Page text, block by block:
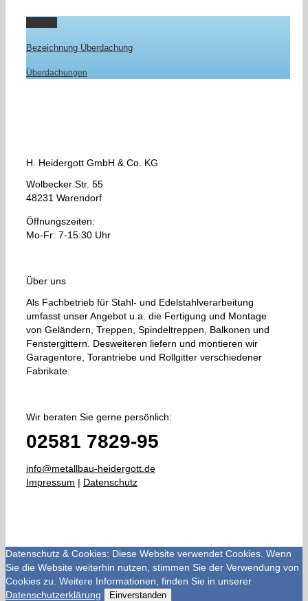
Bezeichnung Überdachung
Überdachungen
H. Heidergott GmbH & Co. KG
Wolbecker Str. 55
48231 Warendorf
Öffnungszeiten:
Mo-Fr: 7-15:30 Uhr
Über uns
Als Fachbetrieb für Stahl- und Edelstahlverarbeitung
umfasst unser Angebot u.a. die Fertigung und Montage
von Geländern, Treppen, Spindeltreppen, Balkonen und
Fenstergittern. Desweiteren liefern und montieren wir
Garagentore, Torantriebe und Rollgitter verschiedener
Fabrikate.
Wir beraten Sie gerne persönlich:
02581 7829-95
info@metallbau-heidergott.de
Impressum | Datenschutz
Datenschutz & Cookies: Diese Website verwendet Cookies. Wenn
Sie die Website weiterhin nutzen, stimmen Sie der Verwendung von
Cookies zu. Weitere Informationen, finden Sie in unserer
Datenschutzerklärung
Einverstanden